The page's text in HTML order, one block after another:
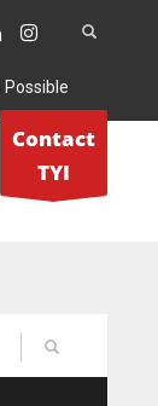
Possible
Contact
TYI